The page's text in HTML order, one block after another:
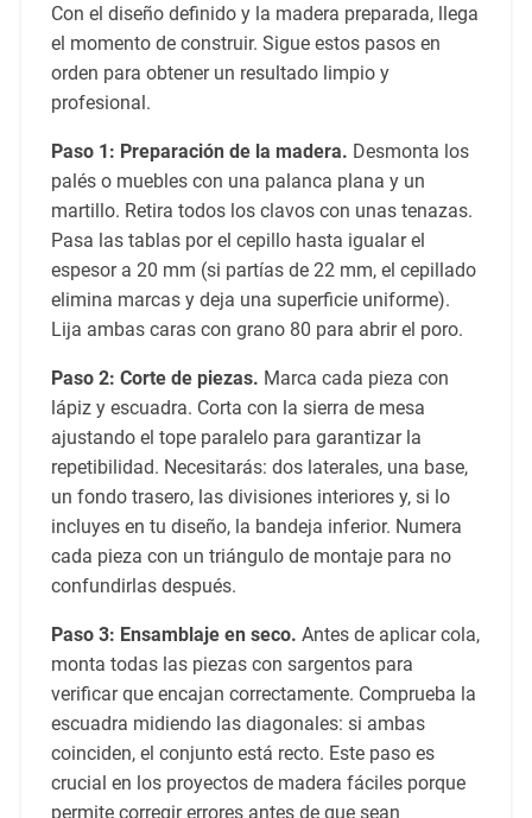
Con el diseño definido y la madera preparada, llega
el momento de construir. Sigue estos pasos en
orden para obtener un resultado limpio y
profesional.
Paso 1: Preparación de la madera. Desmonta los
palés o muebles con una palanca plana y un
martillo. Retira todos los clavos con unas tenazas.
Pasa las tablas por el cepillo hasta igualar el
espesor a 20 mm (si partías de 22 mm, el cepillado
elimina marcas y deja una superficie uniforme).
Lija ambas caras con grano 80 para abrir el poro.
Paso 2: Corte de piezas. Marca cada pieza con
lápiz y escuadra. Corta con la sierra de mesa
ajustando el tope paralelo para garantizar la
repetibilidad. Necesitarás: dos laterales, una base,
un fondo trasero, las divisiones interiores y, si lo
incluyes en tu diseño, la bandeja inferior. Numera
cada pieza con un triángulo de montaje para no
confundirlas después.
Paso 3: Ensamblaje en seco. Antes de aplicar cola,
monta todas las piezas con sargentos para
verificar que encajan correctamente. Comprueba la
escuadra midiendo las diagonales: si ambas
coinciden, el conjunto está recto. Este paso es
crucial en los proyectos de madera fáciles porque
permite corregir errores antes de que sean